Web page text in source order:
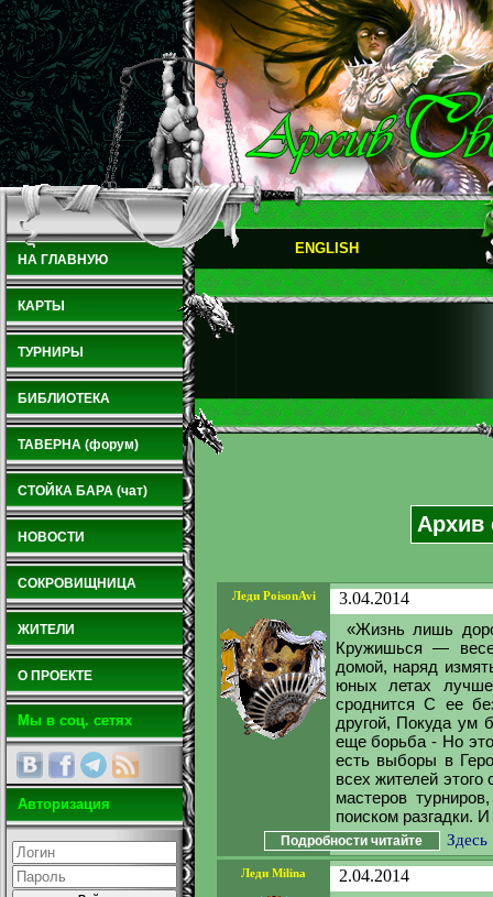
НА ГЛАВНУЮ
КАРТЫ
ТУРНИРЫ
БИБЛИОТЕКА
ТАВЕРНА (форум)
СТОЙКА БАРА (чат)
НОВОСТИ
СОКРОВИЩНИЦА
ЖИТЕЛИ
О ПРОЕКТЕ
Мы в соц. сетях
Авторизация
ENGLISH
Архив
Леди PoisonAvi
3.04.2014
«Жизнь лишь
Кружишься —
домой, наряд
юных летах
сроднится С ее
другой, Покуда ум
еще борьба - Но
есть выборы в
всех жителей этого
мастеров
поиском разгадки. И
Подробности читайте Здесь
Леди Milina
2.04.2014